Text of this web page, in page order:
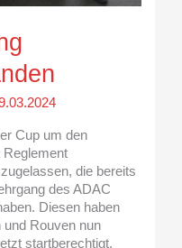
Cup um den
Reglement
die bereits
des ADAC
Diesen haben
Rouven nun
startberechtigt.